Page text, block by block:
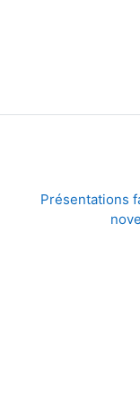
Présentations